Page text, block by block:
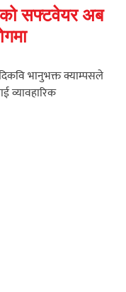
सफ्टवेयर अब
भानुभक्त क्याम्पसले
व्यावहारिक